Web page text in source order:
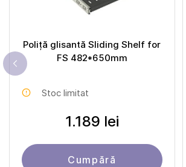
Poliță glisantă Sliding Shelf for
FS 482*650mm
Stoc limitat
1.189 lei
Cumpără